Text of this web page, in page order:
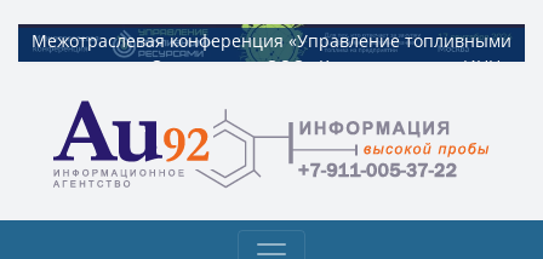
Межотраслевая конференция «Управление топливными
ресурсами». Организатор ООО «Квадрат ресурс» ИНН
Межотраслевая конференция «Управление топливными
ресурсами». Организатор ООО «Квадрат ресурс» ИНН